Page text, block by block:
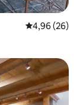
Średnia
4,96 (26)